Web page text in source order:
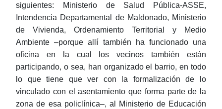
siguientes: Ministerio de Salud Pública-ASSE,
Intendencia Departamental de Maldonado, Ministerio
de Vivienda, Ordenamiento Territorial y Medio
Ambiente ‒porque allí también ha funcionado una
oficina en la cual los vecinos también están
participando, o sea, han organizado el barrio, en todo
lo que tiene que ver con la formalización de lo
vinculado con el asentamiento que forma parte de la
zona de esa policlínica‒, al Ministerio de Educación